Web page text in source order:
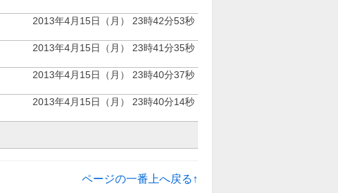
2013年4月15日（月） 23時42分53秒
2013年4月15日（月） 23時41分35秒
2013年4月15日（月） 23時40分37秒
2013年4月15日（月） 23時40分14秒
ページの一番上へ戻る↑